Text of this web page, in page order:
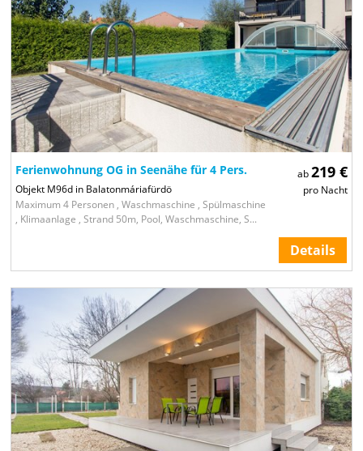
ab219 €
pro Nacht
Ferienwohnung OG in Seenähe für 4 Pers.
Objekt M96d in Balatonmáriafürdö
Maximum 4 Personen , Waschmaschine , Spülmaschine
, Klimaanlage , Strand 50m, Pool, Waschmaschine, S...
Details